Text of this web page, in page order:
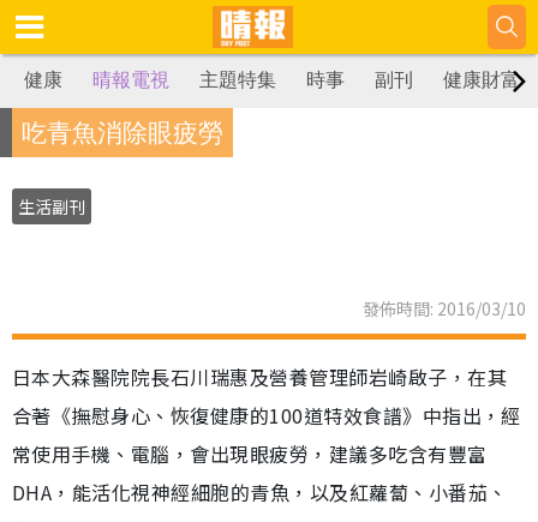
健康 晴報電視 主題特集 時事 副刊 健康財富
吃青魚消除眼疲勞
生活副刊
發佈時間: 2016/03/10
日本大森醫院院長石川瑞惠及營養管理師岩崎啟子，在其
合著《撫慰身心、恢復健康的100道特效食譜》中指出，經
常使用手機、電腦，會出現眼疲勞，建議多吃含有豐富
DHA，能活化視神經細胞的青魚，以及紅蘿蔔、小番茄、